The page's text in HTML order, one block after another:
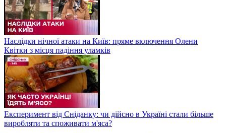
Наслідки нічної атаки на Київ: пряме включення Олени
Квітки з місця падіння уламків
Експеримент від Сніданку: чи дійсно в Україні стали більше
виробляти та споживати м'яса?